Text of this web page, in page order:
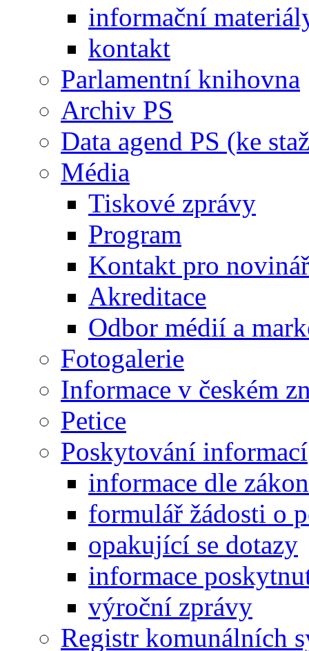
informační
kontakt
Parlamentní knihovna
Archiv PS
Data agend PS (ke
Média
Tiskové zprávy
Program
Kontakt pro
Akreditace
Odbor médií a
Fotogalerie
Informace v českém
Petice
Poskytování informací
informace dle
formulář žádosti o
opakující se dotazy
informace
výroční zprávy
Registr komunálních